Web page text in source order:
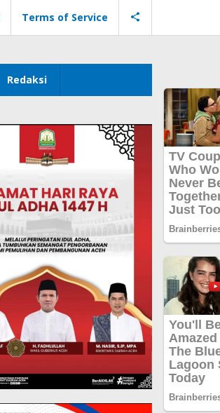
Terms of Service
Redaksi